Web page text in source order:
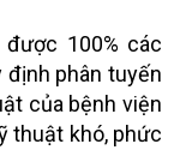
100% các
phân tuyến
của bệnh viện
thuật khó, phức